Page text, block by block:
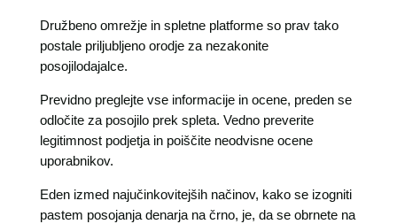
Družbeno omrežje in spletne platforme so prav tako
postale priljubljeno orodje za nezakonite
posojilodajalce.
Previdno preglejte vse informacije in ocene, preden se
odločite za posojilo prek spleta. Vedno preverite
legitimnost podjetja in poiščite neodvisne ocene
uporabnikov.
Eden izmed najučinkovitejših načinov, kako se izogniti
pastem posojanja denarja na črno, je, da se obrnete na